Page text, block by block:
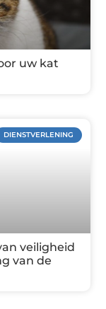
uw kat
DIENSTVERLENING
veiligheid
van de